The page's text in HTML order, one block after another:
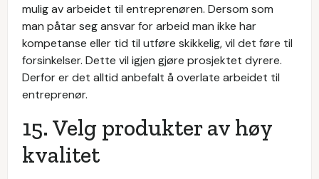
mulig av arbeidet til entreprenøren. Dersom som
man påtar seg ansvar for arbeid man ikke har
kompetanse eller tid til utføre skikkelig, vil det føre til
forsinkelser. Dette vil igjen gjøre prosjektet dyrere.
Derfor er det alltid anbefalt å overlate arbeidet til
entreprenør.
15. Velg produkter av høy
kvalitet